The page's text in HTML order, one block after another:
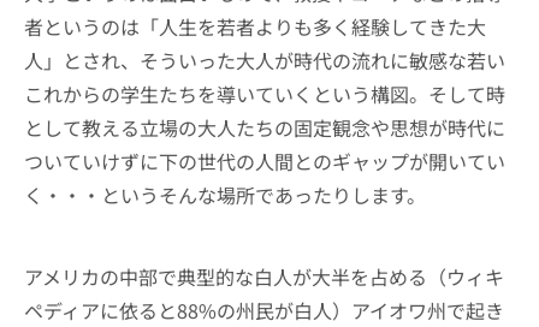
者というのは「人生を若者よりも多く経験してきた大
人」とされ、そういった大人が時代の流れに敏感な若い
これからの学生たちを導いていくという構図。そして時
として教える立場の大人たちの固定観念や思想が時代に
ついていけずに下の世代の人間とのギャップが開いてい
く・・・というそんな場所であったりします。
アメリカの中部で典型的な白人が大半を占める（ウィキ
ペディアに依ると88%の州民が白人）アイオワ州で起き